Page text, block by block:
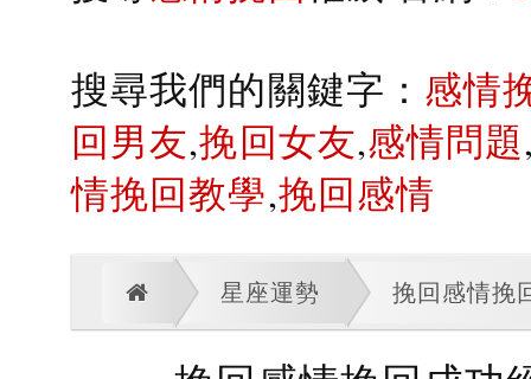
搜尋我們的關鍵字： 感情
回男友,挽回女友,感情問題
情挽回教學,挽回感情
星座運勢 挽回感情挽